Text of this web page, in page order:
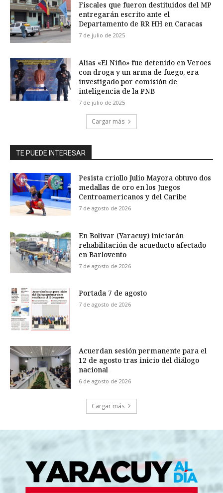
Fiscales que fueron destituidos del MP
entregarán escrito ante el
Departamento de RR HH en Caracas
7 de julio de 2025
Alias «El Niño» fue detenido en Veroes
con droga y un arma de fuego, era
investigado por comisión de
inteligencia de la PNB
7 de julio de 2025
Cargar más
TE PUEDE INTERESAR
Pesista criollo Julio Mayora obtuvo dos
medallas de oro en los Juegos
Centroamericanos y del Caribe
7 de agosto de 2026
En Bolívar (Yaracuy) iniciarán
rehabilitación de acueducto afectado
en Barlovento
7 de agosto de 2026
Portada 7 de agosto
7 de agosto de 2026
Acuerdan sesión permanente para el
12 de agosto tras inicio del diálogo
nacional
6 de agosto de 2026
Cargar más